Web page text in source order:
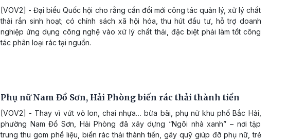
[VOV2] - Đại biểu Quốc hội cho rằng cần đổi mới công tác quản lý, xử lý chất
thải rắn sinh hoạt; có chính sách xã hội hóa, thu hút đầu tư, hỗ trợ doanh
nghiệp ứng dụng công nghệ vào xử lý chất thải, đặc biệt phải làm tốt công
tác phân loại rác tại nguồn.
Phụ nữ Nam Đồ Sơn, Hải Phòng biến rác thải thành tiền
[VOV2] - Thay vì vứt vỏ lon, chai nhựa… bừa bãi, phụ nữ khu phố Bắc Hải,
phường Nam Đồ Sơn, Hải Phòng đã xây dựng “Ngôi nhà xanh” – nơi tập
trung thu gom phế liệu, biến rác thải thành tiền, gây quỹ giúp đỡ phụ nữ, trẻ